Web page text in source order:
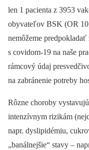
len 1 pacienta z 3953
obyvateľov BSK (OR
nemôžeme
s covidom-19 na naše
rámcový údaj
na zabránenie potreby
Rôzne choroby
intenzívnym rizikám
napr. dyslipidémiu,
„banálnejšie“ stavy –⁠